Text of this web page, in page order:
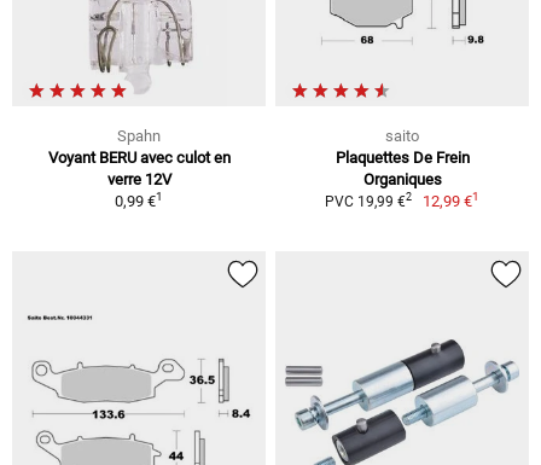
Spahn
Voyant BERU avec culot en
verre 12V
0,99 €1
saito
Plaquettes De Frein
Organiques
PVC 19,99 €2 12,99 €1